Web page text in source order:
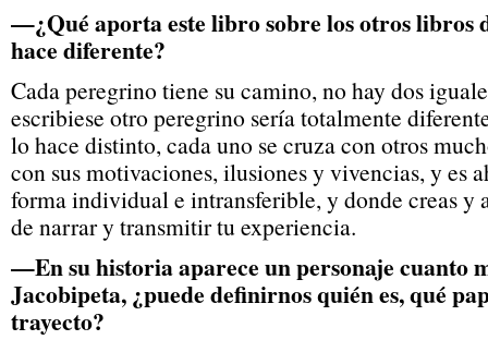
—¿Qué aporta este libro sobre los otros libros
hace diferente?
Cada peregrino tiene su camino, no hay dos
escribiese otro peregrino sería totalmente
lo hace distinto, cada uno se cruza con otros
con sus motivaciones, ilusiones y vivencias, y es
forma individual e intransferible, y donde creas y
de narrar y transmitir tu experiencia.
—En su historia aparece un personaje cuanto
Jacobipeta, ¿puede definirnos quién es, qué
trayecto?